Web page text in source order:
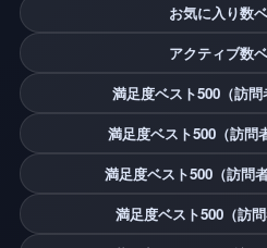
お気に入り数
アクティブ数
満足度ベスト500（訪問
満足度ベスト500（訪問
満足度ベスト500（訪問
満足度ベスト500（訪問